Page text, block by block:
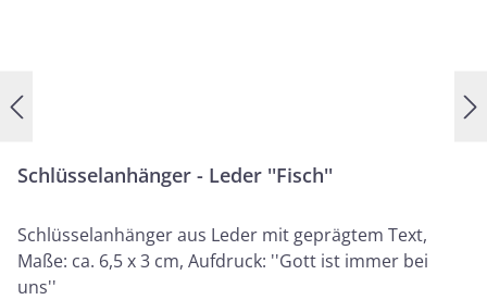
Schlüsselanhänger - Leder ''Fisch''
Schlüsselanhänger aus Leder mit geprägtem Text,
Maße: ca. 6,5 x 3 cm, Aufdruck: ''Gott ist immer bei
uns''